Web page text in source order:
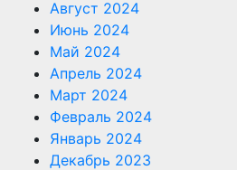
Август 2024
Июнь 2024
Май 2024
Апрель 2024
Март 2024
Февраль 2024
Январь 2024
Декабрь 2023